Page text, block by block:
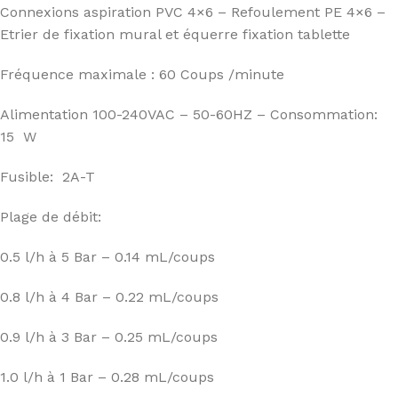
Connexions aspiration PVC 4×6 – Refoulement PE 4×6 –
Etrier de fixation mural et équerre fixation tablette
Fréquence maximale : 60 Coups /minute
Alimentation 100-240VAC – 50-60HZ – Consommation:
15 W
Fusible: 2A-T
Plage de débit:
0.5 l/h à 5 Bar – 0.14 mL/coups
0.8 l/h à 4 Bar – 0.22 mL/coups
0.9 l/h à 3 Bar – 0.25 mL/coups
1.0 l/h à 1 Bar – 0.28 mL/coups